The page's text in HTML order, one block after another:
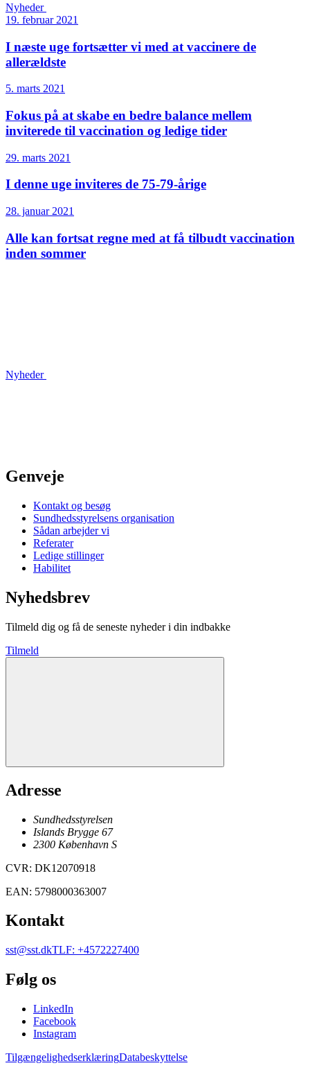
Nyheder
19. februar 2021
I næste uge fortsætter vi med at vaccinere de
allerældste
5. marts 2021
Fokus på at skabe en bedre balance mellem
inviterede til vaccination og ledige tider
29. marts 2021
I denne uge inviteres de 75-79-årige
28. januar 2021
Alle kan fortsat regne med at få tilbudt vaccination
inden sommer
Nyheder
Genveje
Kontakt og besøg
Sundhedsstyrelsens organisation
Sådan arbejder vi
Referater
Ledige stillinger
Habilitet
Nyhedsbrev
Tilmeld dig og få de seneste nyheder i din indbakke
Tilmeld
Adresse
Sundhedsstyrelsen
Islands Brygge 67
2300 København S
CVR: DK12070918
EAN: 5798000363007
Kontakt
sst@sst.dkTLF: +4572227400
Følg os
LinkedIn
Facebook
Instagram
TilgængelighedserklæringDatabeskyttelse